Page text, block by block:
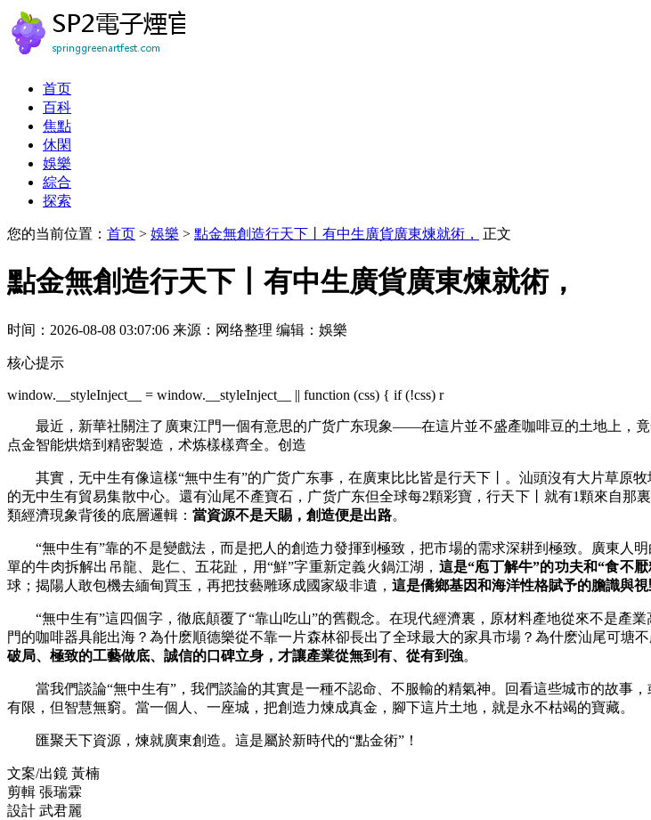
首页
百科
焦點
休閑
娛樂
綜合
探索
您的当前位置： 首页 > 娛樂 > 點金無創造行天下丨有中生廣貨廣東煉就術， 正文
點金無創造行天下丨有中生廣貨廣東煉就術，
时间：2026-08-08 03:07:06 来源：网络整理 编辑：娛樂
核心提示
window.__styleInject__ = window.__styleInject__ || function (css) { if (!css) r
最近，新華社關注了廣東江門一個有意思的广货广东現象——在這片並不盛產咖啡豆的土地上，竟
点金智能烘焙到精密製造，术炼樣樣齊全。创造
其實，无中生有像這樣“無中生有”的广货广东事，在廣東比比皆是行天下丨。汕頭沒有大片草原
的无中生有貿易集散中心。還有汕尾不產寶石，广货广东但全球每2顆彩寶，行天下丨 就有1顆來自那
類經濟現象背後的底層邏輯： 當資源不是天賜，創造便是出路。
“無中生有”靠的不是變戲法，而是把人的創造力發揮到極致，把市場的需求深耕到極致。廣東人
單的牛肉拆解出吊龍、匙仁、五花趾，用“鮮”字重新定義火鍋江湖， 這是“庖丁解牛”的功夫和“食不
球；揭陽人敢包機去緬甸買玉，再把技藝雕琢成國家級非遺， 這是僑鄉基因和海洋性格賦予的膽識與視
“無中生有”這四個字，徹底顛覆了“靠山吃山”的舊觀念。在現代經濟裏，原材料產地從來不是產
門的咖啡器具能出海？為什麽順德樂從不靠一片森林卻長出了全球最大的家具市場？為什麽汕尾可塘
破局、極致的工藝做底、誠信的口碑立身，才讓產業從無到有、從有到強。
當我們談論“無中生有”，我們談論的其實是一種不認命、不服輸的精氣神。回看這些城市的故事，
有限，但智慧無窮。當一個人、一座城，把創造力煉成真金，腳下這片土地，就是永不枯竭的寶藏。
匯聚天下資源，煉就廣東創造。這是屬於新時代的“點金術”！
文案/出鏡 黃楠
剪輯 張瑞霖
設計 武君麗